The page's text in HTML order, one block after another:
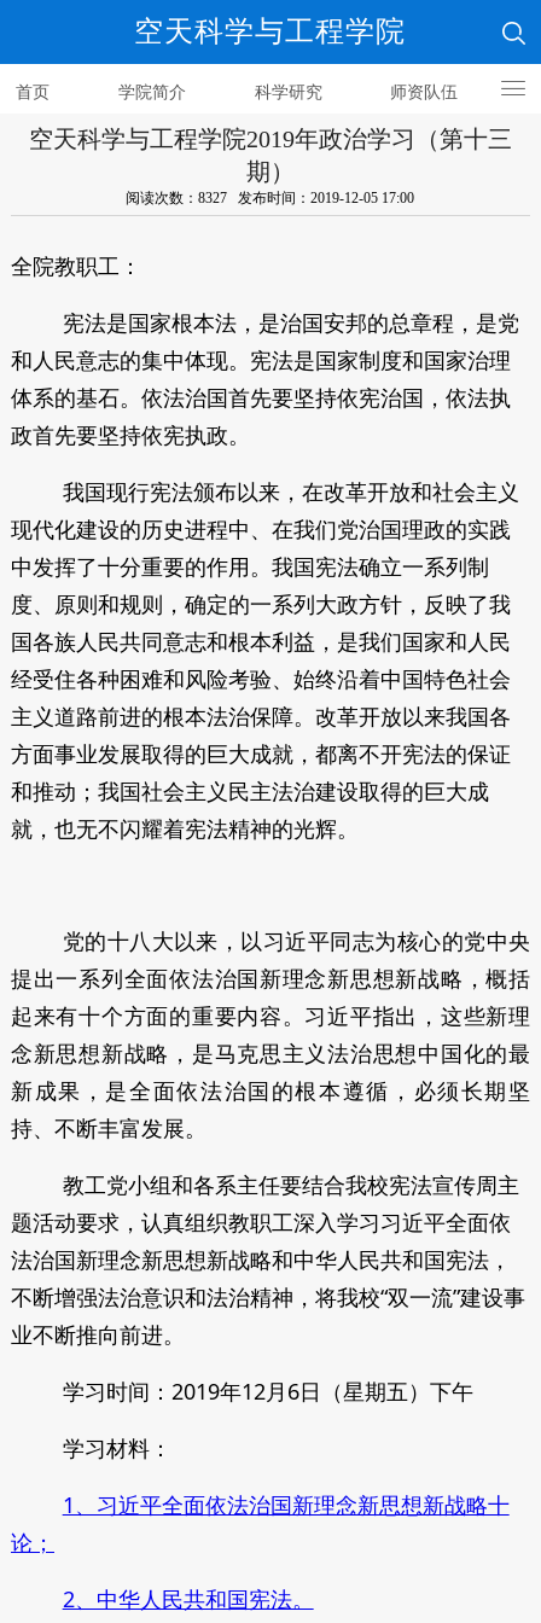
空天科学与工程学院
首页 学院简介 科学研究 师资队伍
人才培养
空天科学与工程学院2019年政治学习（第十三
期）
阅读次数：8327 发布时间：2019-12-05 17:00